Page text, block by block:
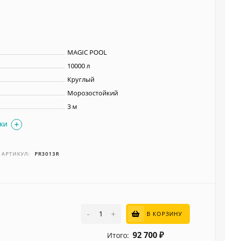
MAGIC POOL
10000 л
Круглый
Морозостойкий
3 м
АРТИКУЛ: PR3013R
- + В КОРЗИНУ
Итого: 92 700 ₽